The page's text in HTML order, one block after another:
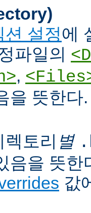
션 설정에
파일의
,
을 뜻한다.
토리 별
음을 뜻한
값